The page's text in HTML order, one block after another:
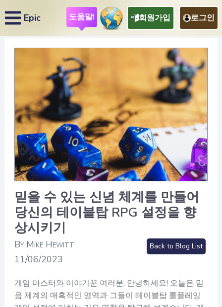
Epic 도움말! 회원가입 로그인
믿을 수 있는 신념 체계를 만들어
당신의 테이블탑 RPG 설정을 향
상시키기
By Mike Hewitt
11/06/2023
Back to Blog List
게임 마스터와 이야기꾼 여러분, 안녕하세요! 오늘은 믿
음 체계의 매혹적인 영역과 그들이 테이블탑 롤플레잉